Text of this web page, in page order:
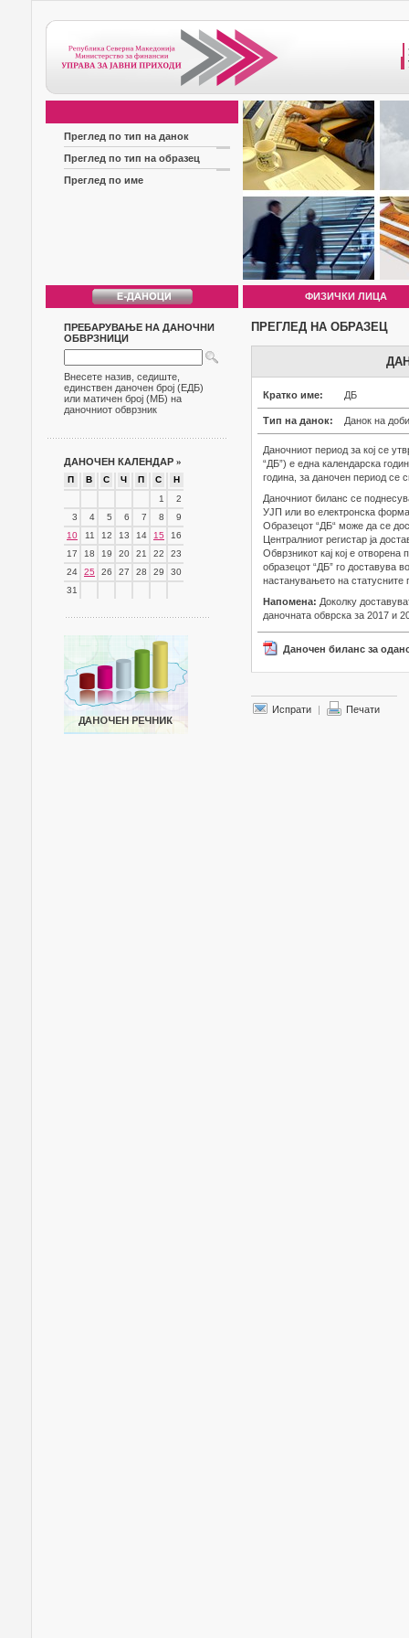
Преглед по тип на данок
Преглед по тип на образец
Преглед по име
ФИЗИЧКИ ЛИЦА
ПРЕБАРУВАЊЕ НА ДАНОЧНИ
ОБВРЗНИЦИ
Внесете назив, седиште,
единствен даночен број (ЕДБ)
или матичен број (МБ) на
даночниот обврзник
ДАНОЧЕН КАЛЕНДАР »
П В С Ч П С
Н
1
2
3
4 5 6 7 8
9
10
11 12 13 14 15
16
17
18 19 20 21 22
23
24
25 26 27 28 29
30
31
ПРЕГЛЕД НА ОБРАЗЕЦ
Кратко име: ДБ
Тип на данок: Данок на
Даночниот период за кој се
“ДБ”) е една календарска
година, за даночен период се
Даночниот биланс се
УЈП или во електронска
Образецот “ДБ“ може да се
Централниот регистар ја
Обврзникот кај кој е отворена
образецот “ДБ” го доставува
настанувањето на статусните
Напомена: Доколку
даночната обврска за 2017 и
Даночен биланс за
Испрати | Печати